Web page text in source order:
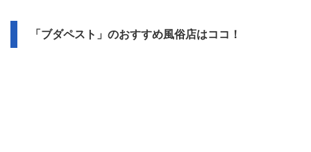
「ブダペスト」のおすすめ風俗店はココ！